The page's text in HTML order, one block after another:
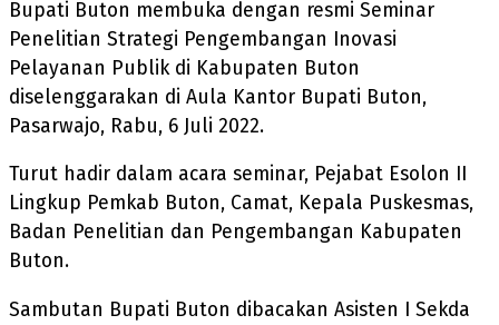
Bupati Buton membuka dengan resmi Seminar
Penelitian Strategi Pengembangan Inovasi
Pelayanan Publik di Kabupaten Buton
diselenggarakan di Aula Kantor Bupati Buton,
Pasarwajo, Rabu, 6 Juli 2022.
Turut hadir dalam acara seminar, Pejabat Esolon II
Lingkup Pemkab Buton, Camat, Kepala Puskesmas,
Badan Penelitian dan Pengembangan Kabupaten
Buton.
Sambutan Bupati Buton dibacakan Asisten I Sekda